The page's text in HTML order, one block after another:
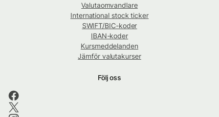
Valutaomvandlare
International stock ticker
SWIFT/BIC-koder
IBAN-koder
Kursmeddelanden
Jämför valutakurser
Följ oss